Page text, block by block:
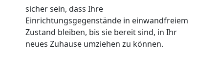
sicher sein, dass Ihre
Einrichtungsgegenstände in einwandfreiem
Zustand bleiben, bis sie bereit sind, in Ihr
neues Zuhause umziehen zu können.